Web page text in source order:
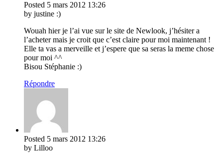
Posted 5 mars 2012 13:26
by justine :)
Wouah hier je l’ai vue sur le site de Newlook, j’hésiter a
l’acheter mais je croit que c’est claire pour moi maintenant !
Elle ta vas a merveille et j’espere que sa seras la meme chose
pour moi ^^
Bisou Stéphanie :)
Répondre
Posted 5 mars 2012 13:26
by Lilloo